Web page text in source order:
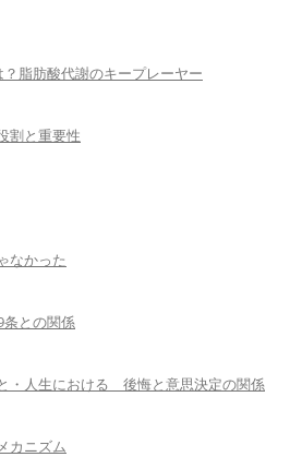
脂肪酸代謝のキープレーヤー
割と重要性
なかった
との関係
・人生における 後悔と意思決定の関係
カニズム